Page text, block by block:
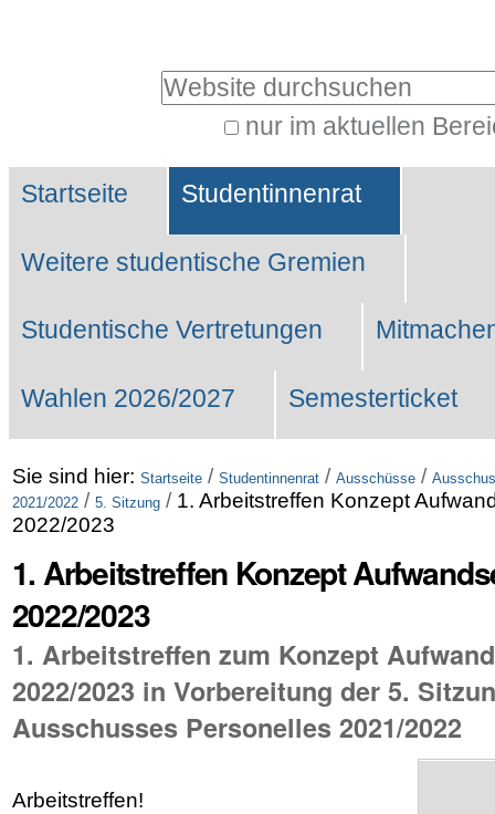
Website durchsuchen
nur im aktuellen
Suche…
Sektionen
Startseite Studentinnenrat
Weitere studentische Gremien
Studentische Vertretungen
Wahlen 2026/2027 Semesterticket
Sie sind hier: Startseite / Studentinnenrat / Ausschüsse /
2021/2022 / 5. Sitzung / 1. Arbeitstreffen Konzept
2022/2023
1. Arbeitstreffen Konzept
2022/2023
1. Arbeitstreffen zum Konzept
2022/2023 in Vorbereitung der 5.
Ausschusses Personelles 2021/2022
Arbeitstreffen!